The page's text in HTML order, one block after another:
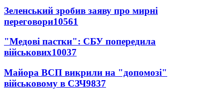
Зеленський зробив заяву про мирні
переговори10561
"Медові пастки": СБУ попередила
військових10037
Майора ВСП викрили на "допомозі"
військовому в СЗЧ9837